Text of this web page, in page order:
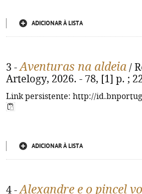
ADICIONAR À LISTA
3 -Aventuras na aldeia /
Artelogy, 2026. - 78, [1] p. ;
Link persistente: http://
ADICIONAR À LISTA
4 -Alexandre e o pincel